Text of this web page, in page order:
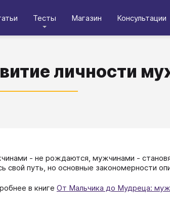
Тесты Магазин Консультации
личности
- не рождаются, мужчинами -
свой путь, но основные закономерности
в книге От Мальчика до Мудреца: